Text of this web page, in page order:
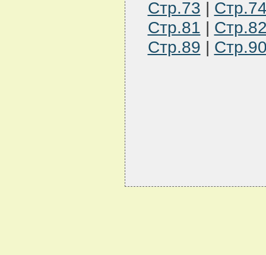
Стр.73 |
Стр.81 |
Стр.89 |